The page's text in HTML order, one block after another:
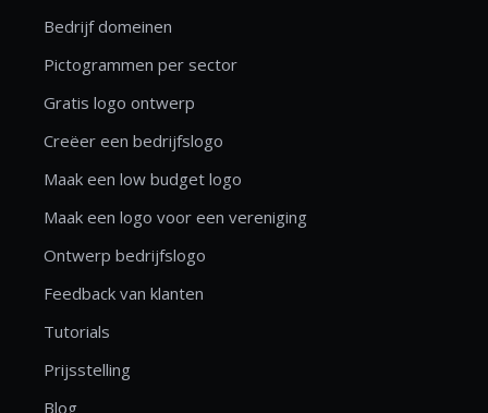
Bedrijf domeinen
Pictogrammen per sector
Gratis logo ontwerp
Creëer een bedrijfslogo
Maak een low budget logo
Maak een logo voor een vereniging
Ontwerp bedrijfslogo
Feedback van klanten
Tutorials
Prijsstelling
Blog